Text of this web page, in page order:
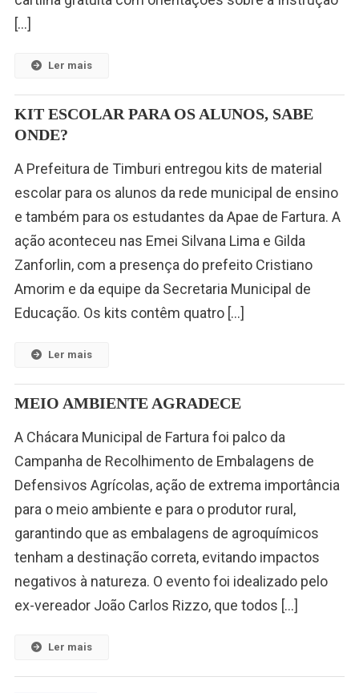
[…]
Ler mais
KIT ESCOLAR PARA OS ALUNOS, SABE
ONDE?
A Prefeitura de Timburi entregou kits de material
escolar para os alunos da rede municipal de ensino
e também para os estudantes da Apae de Fartura. A
ação aconteceu nas Emei Silvana Lima e Gilda
Zanforlin, com a presença do prefeito Cristiano
Amorim e da equipe da Secretaria Municipal de
Educação. Os kits contêm quatro […]
Ler mais
MEIO AMBIENTE AGRADECE
A Chácara Municipal de Fartura foi palco da
Campanha de Recolhimento de Embalagens de
Defensivos Agrícolas, ação de extrema importância
para o meio ambiente e para o produtor rural,
garantindo que as embalagens de agroquímicos
tenham a destinação correta, evitando impactos
negativos à natureza. O evento foi idealizado pelo
ex-vereador João Carlos Rizzo, que todos […]
Ler mais